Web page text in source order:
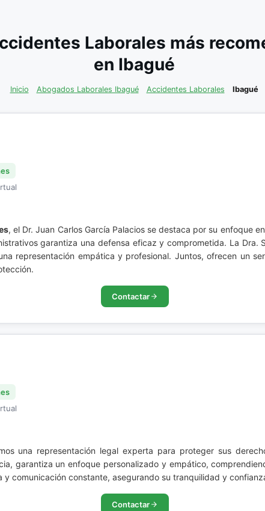
Laborales más
en Ibagué
Inicio Abogados Laborales Ibagué Accidentes Laborales Ibagué
, el Dr. Juan Carlos García Palacios se destaca por su enfoque
garantiza una defensa eficaz y comprometida. La Dra.
representación empática y profesional. Juntos, ofrecen un
Contactar
una representación legal experta para proteger sus
garantiza un enfoque personalizado y empático,
comunicación constante, asegurando su tranquilidad y
Contactar